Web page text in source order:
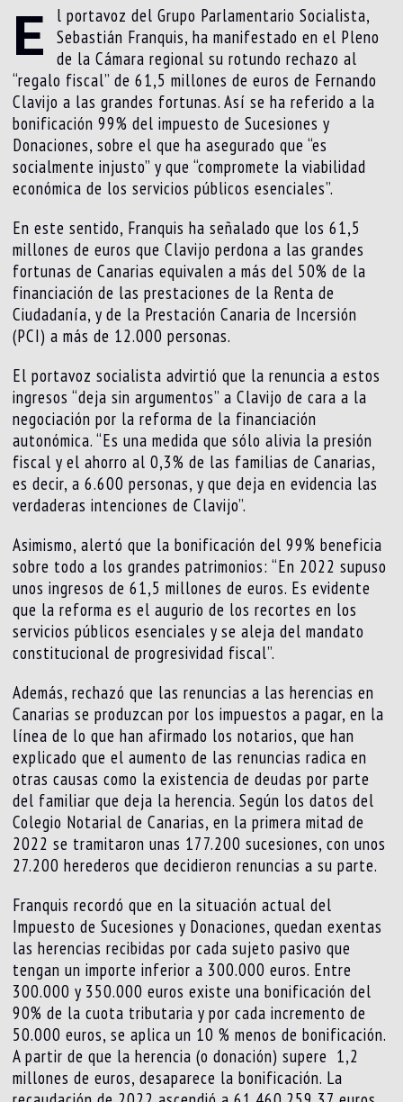
E
l portavoz del Grupo Parlamentario Socialista,
Sebastián Franquis, ha manifestado en el Pleno
de la Cámara regional su rotundo rechazo al
“regalo fiscal” de 61,5 millones de euros de Fernando
Clavijo a las grandes fortunas. Así se ha referido a la
bonificación 99% del impuesto de Sucesiones y
Donaciones, sobre el que ha asegurado que “es
socialmente injusto” y que “compromete la viabilidad
económica de los servicios públicos esenciales”.
En este sentido, Franquis ha señalado que los 61,5
millones de euros que Clavijo perdona a las grandes
fortunas de Canarias equivalen a más del 50% de la
financiación de las prestaciones de la Renta de
Ciudadanía, y de la Prestación Canaria de Incersión
(PCI) a más de 12.000 personas.
El portavoz socialista advirtió que la renuncia a estos
ingresos “deja sin argumentos” a Clavijo de cara a la
negociación por la reforma de la financiación
autonómica. “Es una medida que sólo alivia la presión
fiscal y el ahorro al 0,3% de las familias de Canarias,
es decir, a 6.600 personas, y que deja en evidencia las
verdaderas intenciones de Clavijo”.
Asimismo, alertó que la bonificación del 99% beneficia
sobre todo a los grandes patrimonios: “En 2022 supuso
unos ingresos de 61,5 millones de euros. Es evidente
que la reforma es el augurio de los recortes en los
servicios públicos esenciales y se aleja del mandato
constitucional de progresividad fiscal”.
Además, rechazó que las renuncias a las herencias en
Canarias se produzcan por los impuestos a pagar, en la
línea de lo que han afirmado los notarios, que han
explicado que el aumento de las renuncias radica en
otras causas como la existencia de deudas por parte
del familiar que deja la herencia. Según los datos del
Colegio Notarial de Canarias, en la primera mitad de
2022 se tramitaron unas 177.200 sucesiones, con unos
27.200 herederos que decidieron renuncias a su parte.
Franquis recordó que en la situación actual del
Impuesto de Sucesiones y Donaciones, quedan exentas
las herencias recibidas por cada sujeto pasivo que
tengan un importe inferior a 300.000 euros. Entre
300.000 y 350.000 euros existe una bonificación del
90% de la cuota tributaria y por cada incremento de
50.000 euros, se aplica un 10 % menos de bonificación.
A partir de que la herencia (o donación) supere 1,2
millones de euros, desaparece la bonificación. La